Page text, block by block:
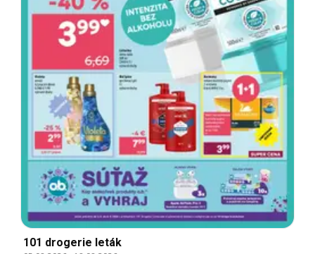
101 drogerie leták